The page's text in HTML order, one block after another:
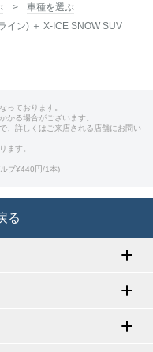
車種を選ぶ
イン) ＋ X-ICE SNOW SUV
っております。
かる場合がございます。
、詳しくはご来店される店舗にお問い
ます。
ブ¥440円/1本)
る